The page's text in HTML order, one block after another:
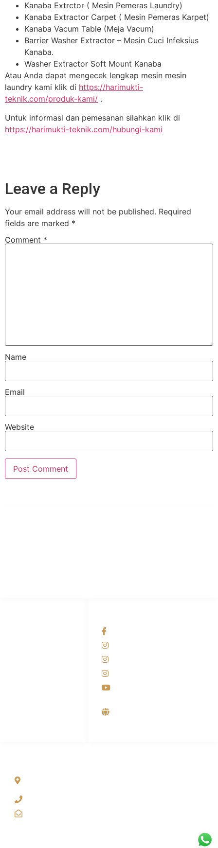
Kanaba Extrctor ( Mesin Pemeras Laundry)
Kanaba Extractor Carpet ( Mesin Pemeras Karpet)
Kanaba Vacum Table (Meja Vacum)
Barrier Washer Extractor – Mesin Cuci Infeksius
Kanaba.
Washer Extractor Soft Mount Kanaba
Atau Anda dapat mengecek lengkap mesin mesin
laundry kami klik di https://harimukti-
teknik.com/produk-kami/ .
Untuk informasi dan pemesanan silahkan klik di
https://harimukti-teknik.com/hubungi-kami
Leave a Reply
Your email address will not be published. Required
fields are marked *
Comment *
Name
Email
Website